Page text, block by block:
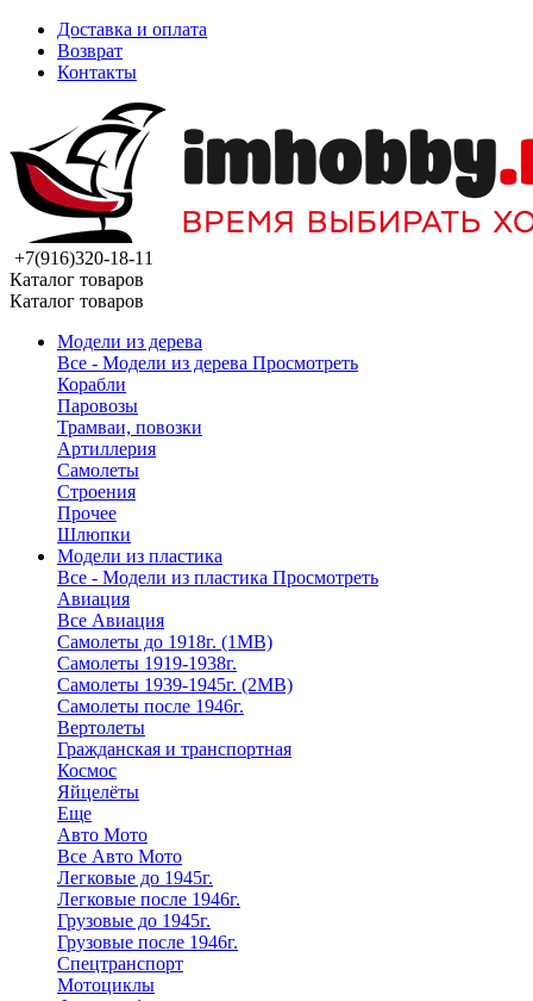
Доставка и оплата
Возврат
Контакты
+7(916)320-18-11
Каталог товаров
Каталог товаров
Модели из дерева
Все - Модели из дерева Просмотреть
Корабли
Паровозы
Трамваи, повозки
Артиллерия
Самолеты
Строения
Прочее
Шлюпки
Модели из пластика
Все - Модели из пластика Просмотреть
Авиация
Все Авиация
Самолеты до 1918г. (1МВ)
Самолеты 1919-1938г.
Самолеты 1939-1945г. (2МВ)
Самолеты после 1946г.
Вертолеты
Гражданская и транспортная
Космос
Яйцелёты
Еще
Авто Мото
Все Авто Мото
Легковые до 1945г.
Легковые после 1946г.
Грузовые до 1945г.
Грузовые после 1946г.
Спецтранспорт
Мотоциклы